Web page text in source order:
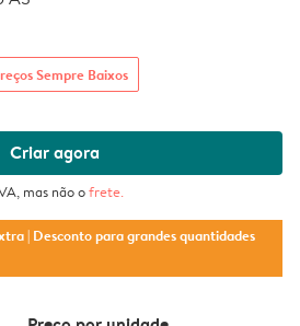
Sempre Baixos
Criar agora
mas não ofrete.
| Desconto para grandes quantidades